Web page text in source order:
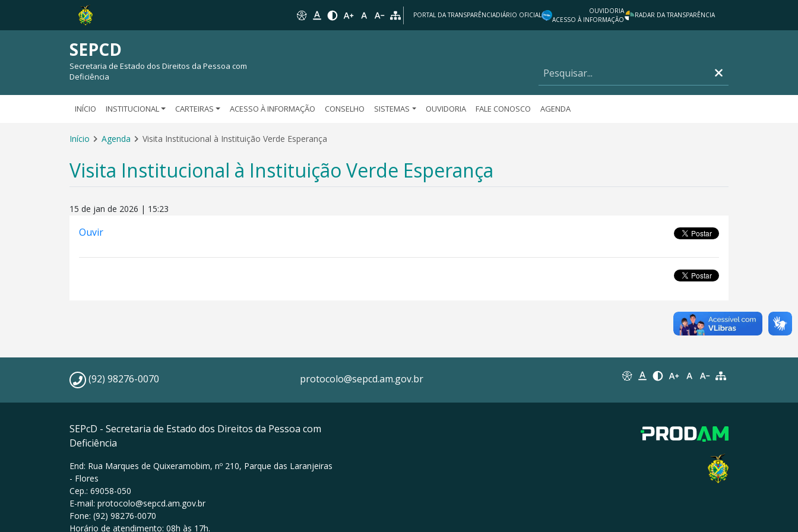
PORTAL DA TRANSPARÊNCIADIÁRIO OFICIAL
OUVIDORIA
ACESSO À INFORMAÇÃO
RADAR DA TRANSPARÊNCIA
SEPCD
Secretaria de Estado dos Direitos da Pessoa com
Deficiência
INÍCIO INSTITUCIONAL CARTEIRAS ACESSO À INFORMAÇÃO CONSELHO SISTEMAS OUVIDORIA FALE CONOSCO AGENDA
Início Agenda Visita Institucional à Instituição Verde Esperança
Visita Institucional à Instituição Verde Esperança
15 de jan de 2026 | 15:23
Ouvir
(92) 98276-0070 protocolo@sepcd.am.gov.br
SEPcD - Secretaria de Estado dos Direitos da Pessoa com
Deficiência
End: Rua Marques de Quixeramobim, nº 210, Parque das Laranjeiras
- Flores
Cep.: 69058-050
E-mail: protocolo@sepcd.am.gov.br
Fone: (92) 98276-0070
Horário de atendimento: 08h às 17h.